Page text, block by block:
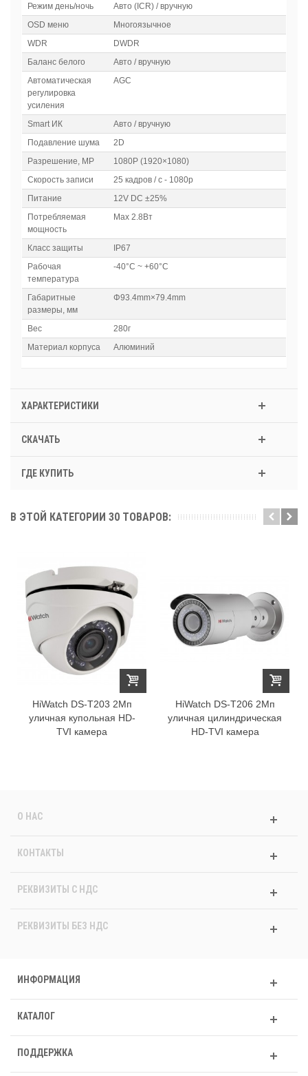
Режим день/ночь
Авто (ICR) / вручную
OSD меню
Многоязычное
WDR
DWDR
Баланс белого
Авто / вручную
Автоматическая
регулировка
усиления
AGC
Smart ИК
Авто / вручную
Подавление шума
2D
Разрешение, МP
1080P (1920×1080)
Скорость записи
25 кадров / с - 1080p
Питание
12V DC ±25%
Потребляемая
мощность
Max 2.8Вт
Класс защиты
IP67
Рабочая
температура
-40°C ~ +60°C
Габаритные
размеры, мм
Φ93.4mm×79.4mm
Вес
280г
Материал корпуса
Алюминий
ХАРАКТЕРИСТИКИ
СКАЧАТЬ
ГДЕ КУПИТЬ
В ЭТОЙ КАТЕГОРИИ 30 ТОВАРОВ:
HiWatch DS-T203 2Мп
уличная купольная HD-
TVI камера
HiWatch DS-T206 2Мп
уличная цилиндрическая
HD-TVI камера
О НАС
КОНТАКТЫ
РЕКВИЗИТЫ C НДС
РЕКВИЗИТЫ БЕЗ НДС
ИНФОРМАЦИЯ
КАТАЛОГ
ПОДДЕРЖКА